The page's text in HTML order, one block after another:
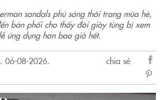
sandals phủ sóng thời trang mùa hè,
bản phối cho thấy đôi giày từng bị xem
ứng dụng hơn bao giờ hết.
. 06-08-2026.
chia sẻ
sẻ